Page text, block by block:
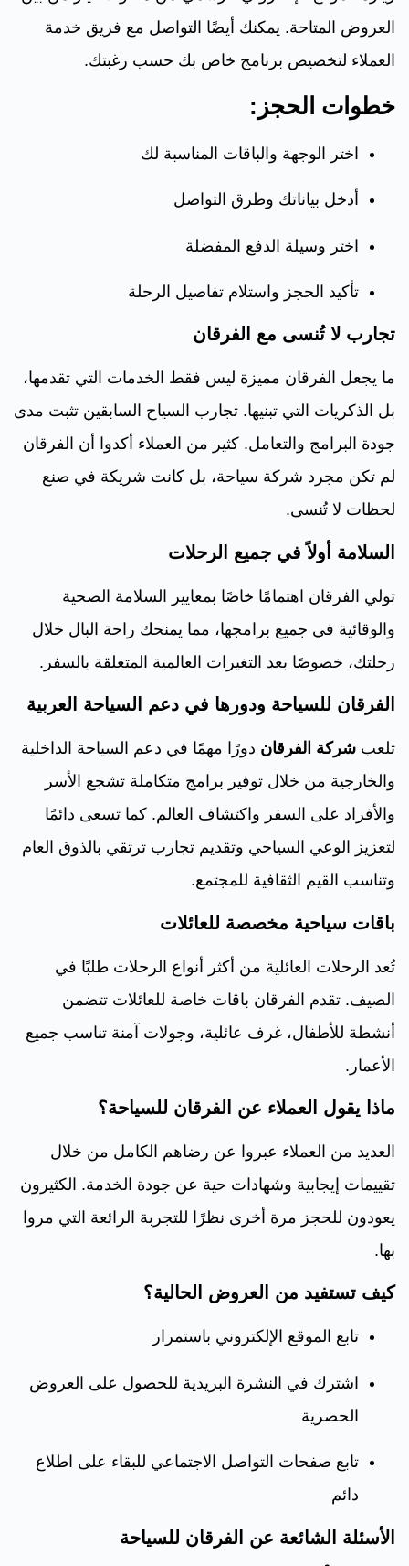
العروض المتاحة. يمكنك أيضًا التواصل مع فريق خدمة
العملاء لتخصيص برنامج خاص بك حسب رغبتك.
خطوات الحجز:
اختر الوجهة والباقات المناسبة لك
أدخل بياناتك وطرق التواصل
اختر وسيلة الدفع المفضلة
تأكيد الحجز واستلام تفاصيل الرحلة
تجارب لا تُنسى مع الفرقان
ما يجعل الفرقان مميزة ليس فقط الخدمات التي تقدمها،
بل الذكريات التي تبنيها. تجارب السياح السابقين تثبت مدى
جودة البرامج والتعامل. كثير من العملاء أكدوا أن الفرقان
لم تكن مجرد شركة سياحة، بل كانت شريكة في صنع
لحظات لا تُنسى.
السلامة أولاً في جميع الرحلات
تولي الفرقان اهتمامًا خاصًا بمعايير السلامة الصحية
والوقائية في جميع برامجها، مما يمنحك راحة البال خلال
رحلتك، خصوصًا بعد التغيرات العالمية المتعلقة بالسفر.
الفرقان للسياحة ودورها في دعم السياحة العربية
تلعب شركة الفرقان دورًا مهمًا في دعم السياحة الداخلية
والخارجية من خلال توفير برامج متكاملة تشجع الأسر
والأفراد على السفر واكتشاف العالم. كما تسعى دائمًا
لتعزيز الوعي السياحي وتقديم تجارب ترتقي بالذوق العام
وتناسب القيم الثقافية للمجتمع.
باقات سياحية مخصصة للعائلات
تُعد الرحلات العائلية من أكثر أنواع الرحلات طلبًا في
الصيف. تقدم الفرقان باقات خاصة للعائلات تتضمن
أنشطة للأطفال، غرف عائلية، وجولات آمنة تناسب جميع
الأعمار.
ماذا يقول العملاء عن الفرقان للسياحة؟
العديد من العملاء عبروا عن رضاهم الكامل من خلال
تقييمات إيجابية وشهادات حية عن جودة الخدمة. الكثيرون
يعودون للحجز مرة أخرى نظرًا للتجربة الرائعة التي مروا
بها.
كيف تستفيد من العروض الحالية؟
تابع الموقع الإلكتروني باستمرار
اشترك في النشرة البريدية للحصول على العروض
الحصرية
تابع صفحات التواصل الاجتماعي للبقاء على اطلاع
دائم
الأسئلة الشائعة عن الفرقان للسياحة